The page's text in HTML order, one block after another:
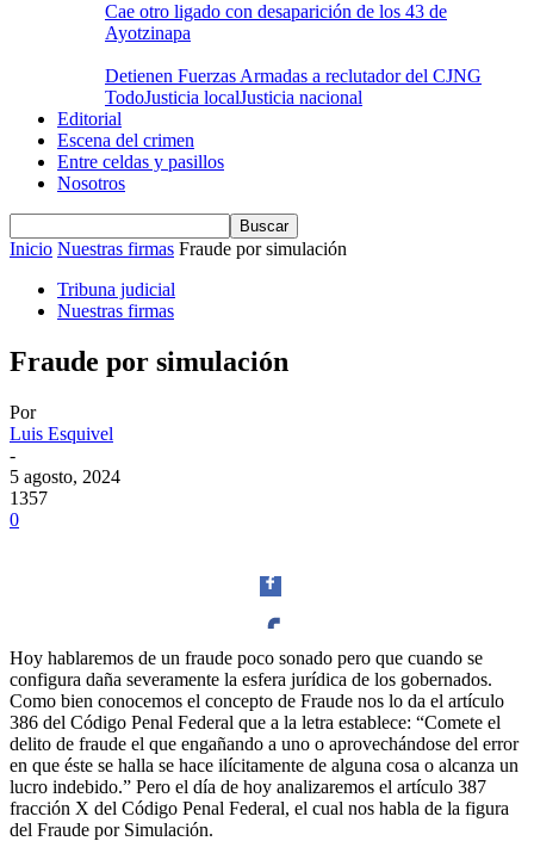
Cae otro ligado con desaparición de los 43 de
Ayotzinapa
Detienen Fuerzas Armadas a reclutador del CJNG
TodoJusticia localJusticia nacional
Editorial
Escena del crimen
Entre celdas y pasillos
Nosotros
Inicio Nuestras firmas Fraude por simulación
Tribuna judicial
Nuestras firmas
Fraude por simulación
Por
Luis Esquivel
-
5 agosto, 2024
1357
0
Facebook
Twitter
Hoy hablaremos de un fraude poco sonado pero que cuando se
configura daña severamente la esfera jurídica de los gobernados.
Como bien conocemos el concepto de Fraude nos lo da el artículo
386 del Código Penal Federal que a la letra establece: “Comete el
delito de fraude el que engañando a uno o aprovechándose del error
en que éste se halla se hace ilícitamente de alguna cosa o alcanza un
lucro indebido.” Pero el día de hoy analizaremos el artículo 387
fracción X del Código Penal Federal, el cual nos habla de la figura
del Fraude por Simulación.